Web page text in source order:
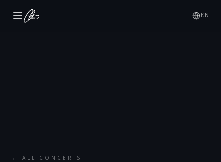
EN
← ALL CONCERTS